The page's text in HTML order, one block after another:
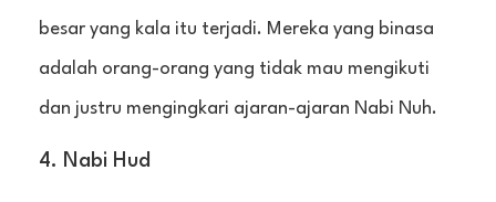
besar yang kala itu terjadi. Mereka yang binasa
adalah orang-orang yang tidak mau mengikuti
dan justru mengingkari ajaran-ajaran Nabi Nuh.
4. Nabi Hud